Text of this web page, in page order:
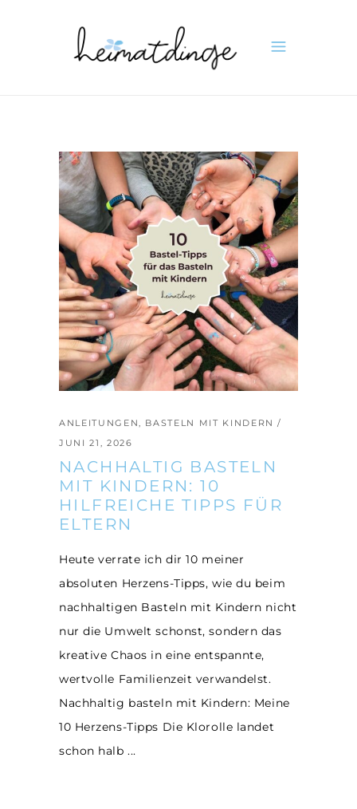
ANLEITUNGEN, BASTELN MIT KINDERN
JUNI 21, 2026
NACHHALTIG BASTELN
MIT KINDERN: 10
HILFREICHE TIPPS FÜR
ELTERN
Heute verrate ich dir 10 meiner
absoluten Herzens-Tipps, wie du beim
nachhaltigen Basteln mit Kindern nicht
nur die Umwelt schonst, sondern das
kreative Chaos in eine entspannte,
wertvolle Familienzeit verwandelst.
Nachhaltig basteln mit Kindern: Meine
10 Herzens-Tipps Die Klorolle landet
schon halb